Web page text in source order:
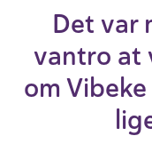
Det var
vantro at
om